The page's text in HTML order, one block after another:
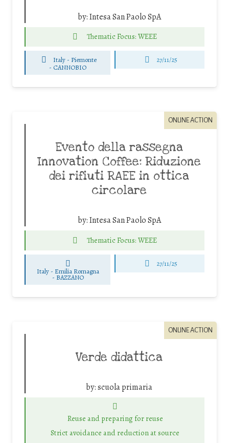
by:Intesa San Paolo SpA
Thematic Focus: WEEE
Italy - Piemonte
- CANNOBIO
27/11/25
ONLINE ACTION
Evento della rassegna
Innovation Coffee: Riduzione
dei rifiuti RAEE in ottica
circolare
by:Intesa San Paolo SpA
Thematic Focus: WEEE
Italy - Emilia Romagna
- BAZZANO
27/11/25
ONLINE ACTION
Verde didattica
by:scuola primaria
Reuse and preparing for reuse
Strict avoidance and reduction at source